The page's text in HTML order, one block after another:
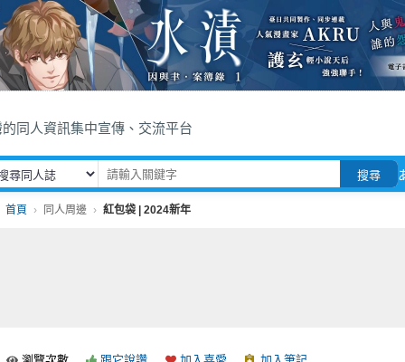
的同人資訊集中宣傳、交流平台
搜尋
首頁 同人周邊 紅包袋 | 2024新年